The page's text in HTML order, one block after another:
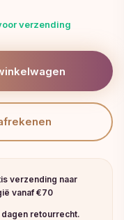
verzending
verzending naar
vanaf €70
dagen retourrecht.